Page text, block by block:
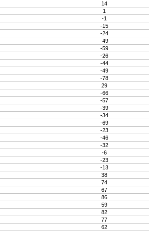
14
1
-1
-15
-24
-49
-59
-26
-44
-49
-78
29
-66
-57
-39
-34
-69
-23
-46
-32
-6
-23
-13
38
74
67
86
59
82
77
62